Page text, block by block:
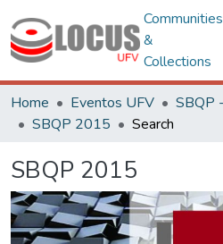
Communities
&
Collections
Home Eventos UFV
SBQP 2015
Search
SBQP 2015